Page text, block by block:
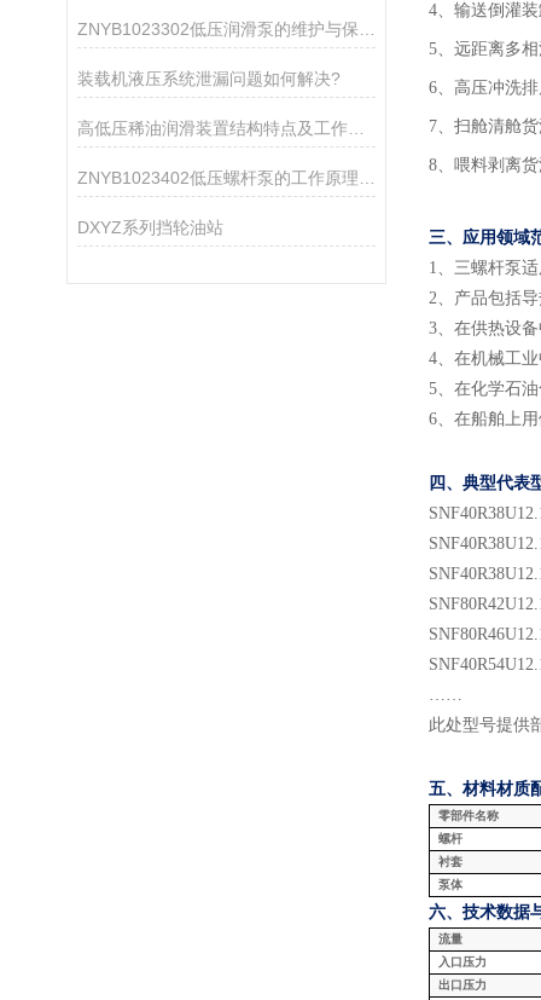
装载机液压系统泄漏问题如何解决?
高低压稀油润滑装置结构特点及工作原理
DXYZ系列挡轮油站
4、输送倒灌
5、远距离多
6、高压冲洗
7、扫舱清舱
8、喂料剥离
三、应用领域
1、 三螺杆泵
2、 产品包括
3、 在供热设
4、 在机械工
5、 在化学石
6、 在船舶上
四、典型代表
SNF40R38U
SNF40R38U
SNF40R38U
SNF80R42U
SNF80R46U
SNF40R54U
……
此处型号提供
五、材料材质
零部件名称
螺杆
衬套
泵体
六、技术数据
流量
入口压力
出口压力